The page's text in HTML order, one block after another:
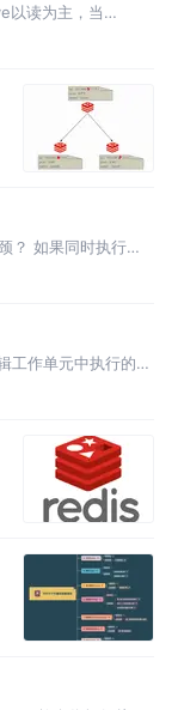
以读为主，当
到其他slave数据
？ 如果同时执行大
这中间会有很多的
工作单元中执行的一
Redis事务是什么？